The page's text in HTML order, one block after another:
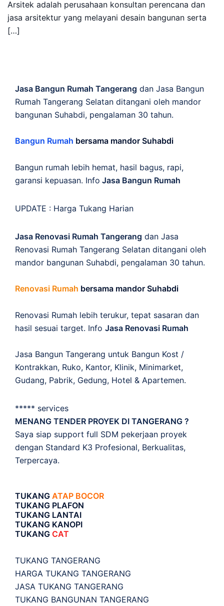
Arsitek adalah perusahaan konsultan perencana dan
jasa arsitektur yang melayani desain bangunan serta
[…]
Jasa Bangun Rumah Tangerang dan Jasa Bangun
Rumah Tangerang Selatan ditangani oleh mandor
bangunan Suhabdi, pengalaman 30 tahun.
Bangun Rumah bersama mandor Suhabdi
Bangun rumah lebih hemat, hasil bagus, rapi,
garansi kepuasan. Info Jasa Bangun Rumah
UPDATE : Harga Tukang Harian
Jasa Renovasi Rumah Tangerang dan Jasa
Renovasi Rumah Tangerang Selatan ditangani oleh
mandor bangunan Suhabdi, pengalaman 30 tahun.
Renovasi Rumah bersama mandor Suhabdi
Renovasi Rumah lebih terukur, tepat sasaran dan
hasil sesuai target. Info Jasa Renovasi Rumah
Jasa Bangun Tangerang untuk Bangun Kost /
Kontrakkan, Ruko, Kantor, Klinik, Minimarket,
Gudang, Pabrik, Gedung, Hotel & Apartemen.
***** services
MENANG TENDER PROYEK DI TANGERANG ?
Saya siap support full SDM pekerjaan proyek
dengan Standard K3 Profesional, Berkualitas,
Terpercaya.
TUKANG ATAP BOCOR
TUKANG PLAFON
TUKANG LANTAI
TUKANG KANOPI
TUKANG CAT
TUKANG TANGERANG
HARGA TUKANG TANGERANG
JASA TUKANG TANGERANG
TUKANG BANGUNAN TANGERANG